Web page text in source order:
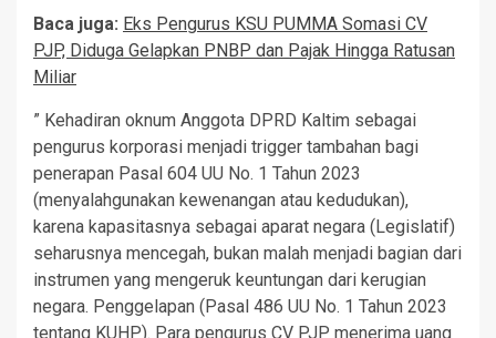
Baca juga: Eks Pengurus KSU PUMMA Somasi CV
PJP, Diduga Gelapkan PNBP dan Pajak Hingga Ratusan
Miliar
” Kehadiran oknum Anggota DPRD Kaltim sebagai
pengurus korporasi menjadi trigger tambahan bagi
penerapan Pasal 604 UU No. 1 Tahun 2023
(menyalahgunakan kewenangan atau kedudukan),
karena kapasitasnya sebagai aparat negara (Legislatif)
seharusnya mencegah, bukan malah menjadi bagian dari
instrumen yang mengeruk keuntungan dari kerugian
negara. Penggelapan (Pasal 486 UU No. 1 Tahun 2023
tentang KUHP). Para pengurus CV PJP menerima uang